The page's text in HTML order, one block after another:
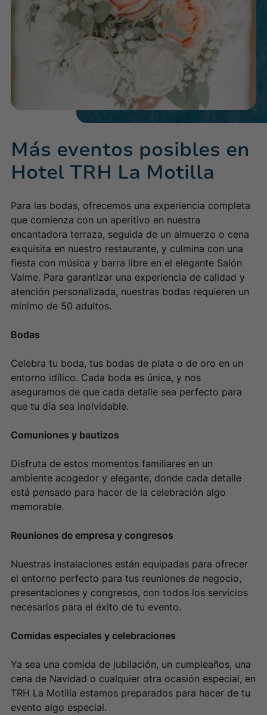
Más eventos posibles en
Hotel TRH La Motilla
Para las bodas, ofrecemos una experiencia completa
que comienza con un aperitivo en nuestra
encantadora terraza, seguida de un almuerzo o cena
exquisita en nuestro restaurante, y culmina con una
fiesta con música y barra libre en el elegante Salón
Valme. Para garantizar una experiencia de calidad y
atención personalizada, nuestras bodas requieren un
mínimo de 50 adultos.
Bodas
Celebra tu boda, tus bodas de plata o de oro en un
entorno idílico. Cada boda es única, y nos
aseguramos de que cada detalle sea perfecto para
que tu día sea inolvidable.
Comuniones y bautizos
Disfruta de estos momentos familiares en un
ambiente acogedor y elegante, donde cada detalle
está pensado para hacer de la celebración algo
memorable.
Reuniones de empresa y congresos
Nuestras instalaciones están equipadas para ofrecer
el entorno perfecto para tus reuniones de negocio,
presentaciones y congresos, con todos los servicios
necesarios para el éxito de tu evento.
Comidas especiales y celebraciones
Ya sea una comida de jubilación, un cumpleaños, una
cena de Navidad o cualquier otra ocasión especial, en
TRH La Motilla estamos preparados para hacer de tu
evento algo especial.